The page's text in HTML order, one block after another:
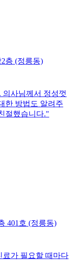
층 (정릉동)
사님께서 정성껏
한 방법도 알려주
절했습니다."
401호 (정릉동)
료가 필요할 때마다